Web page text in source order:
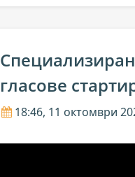
гласове
18:46, 11 октомври